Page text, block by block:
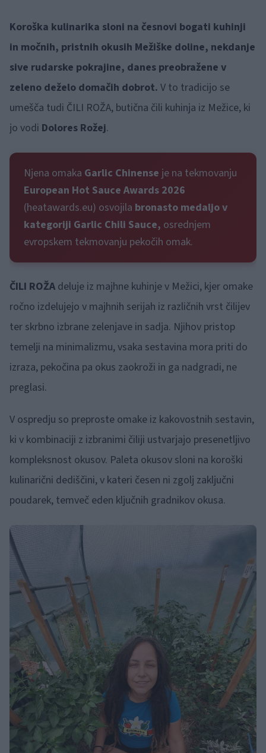
Koroška kulinarika sloni na česnovi bogati kuhinji
in močnih, pristnih okusih Mežiške doline, nekdanje
sive rudarske pokrajine, danes preobražene v
zeleno deželo domačih dobrot. V to tradicijo se
umešča tudi ČILI ROŽA, butična čili kuhinja iz Mežice, ki
jo vodi Dolores Rožej.
Njena omaka Garlic Chinense je na tekmovanju
European Hot Sauce Awards 2026
(heatawards.eu) osvojila bronasto medaljo v
kategoriji Garlic Chili Sauce, osrednjem
evropskem tekmovanju pekočih omak.
ČILI ROŽA deluje iz majhne kuhinje v Mežici, kjer omake
ročno izdelujejo v majhnih serijah iz različnih vrst čilijev
ter skrbno izbrane zelenjave in sadja. Njihov pristop
temelji na minimalizmu, vsaka sestavina mora priti do
izraza, pekočina pa okus zaokroži in ga nadgradi, ne
preglasi.
V ospredju so preproste omake iz kakovostnih sestavin,
ki v kombinaciji z izbranimi čiliji ustvarjajo presenetljivo
kompleksnost okusov. Paleta okusov sloni na koroški
kulinarični dediščini, v kateri česen ni zgolj zaključni
poudarek, temveč eden ključnih gradnikov okusa.